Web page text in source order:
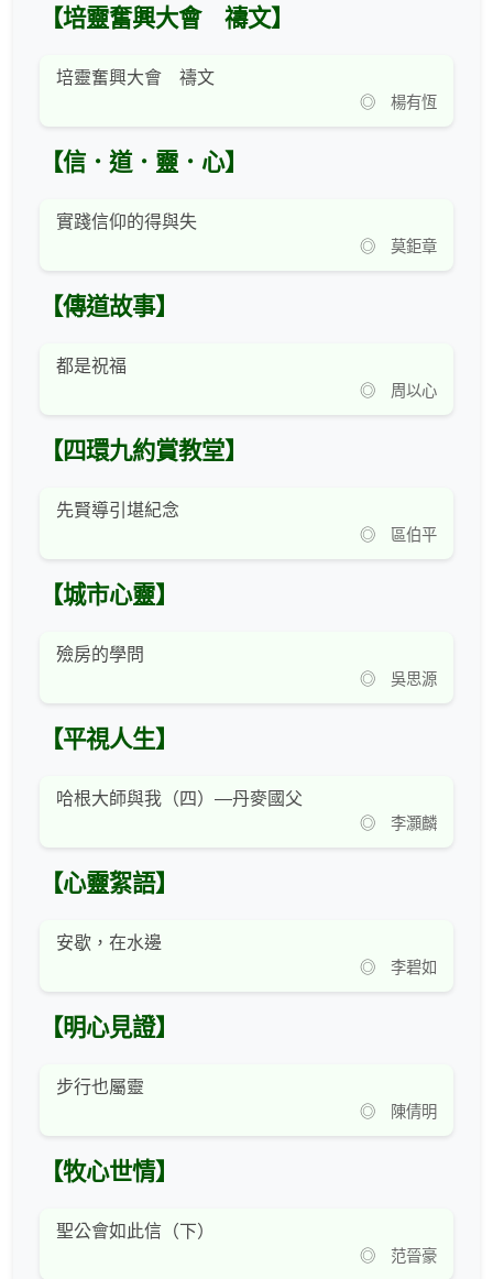
【培靈奮興大會 禱文】
培靈奮興大會 禱文
◎ 楊有恆
【信．道．靈．心】
實踐信仰的得與失
◎ 莫鉅章
【傳道故事】
都是祝福
◎ 周以心
【四環九約賞教堂】
先賢導引堪紀念
◎ 區伯平
【城市心靈】
殮房的學問
◎ 吳思源
【平視人生】
哈根大師與我（四）—丹麥國父
◎ 李灝麟
【心靈絮語】
安歇，在水邊
◎ 李碧如
【明心見證】
步行也屬靈
◎ 陳倩明
【牧心世情】
聖公會如此信（下）
◎ 范晉豪